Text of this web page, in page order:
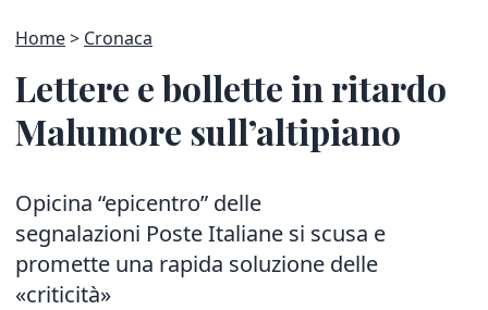
Home Cronaca
Lettere e bollette in ritardo
Malumore sull’altipiano
Opicina “epicentro” delle
segnalazioni Poste Italiane si scusa e
promette una rapida soluzione delle
«criticità»